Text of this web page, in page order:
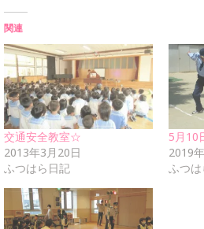
関連
交通安全教室☆
2013年3月20日
ふつはら日記
5月10
2019
ふつ